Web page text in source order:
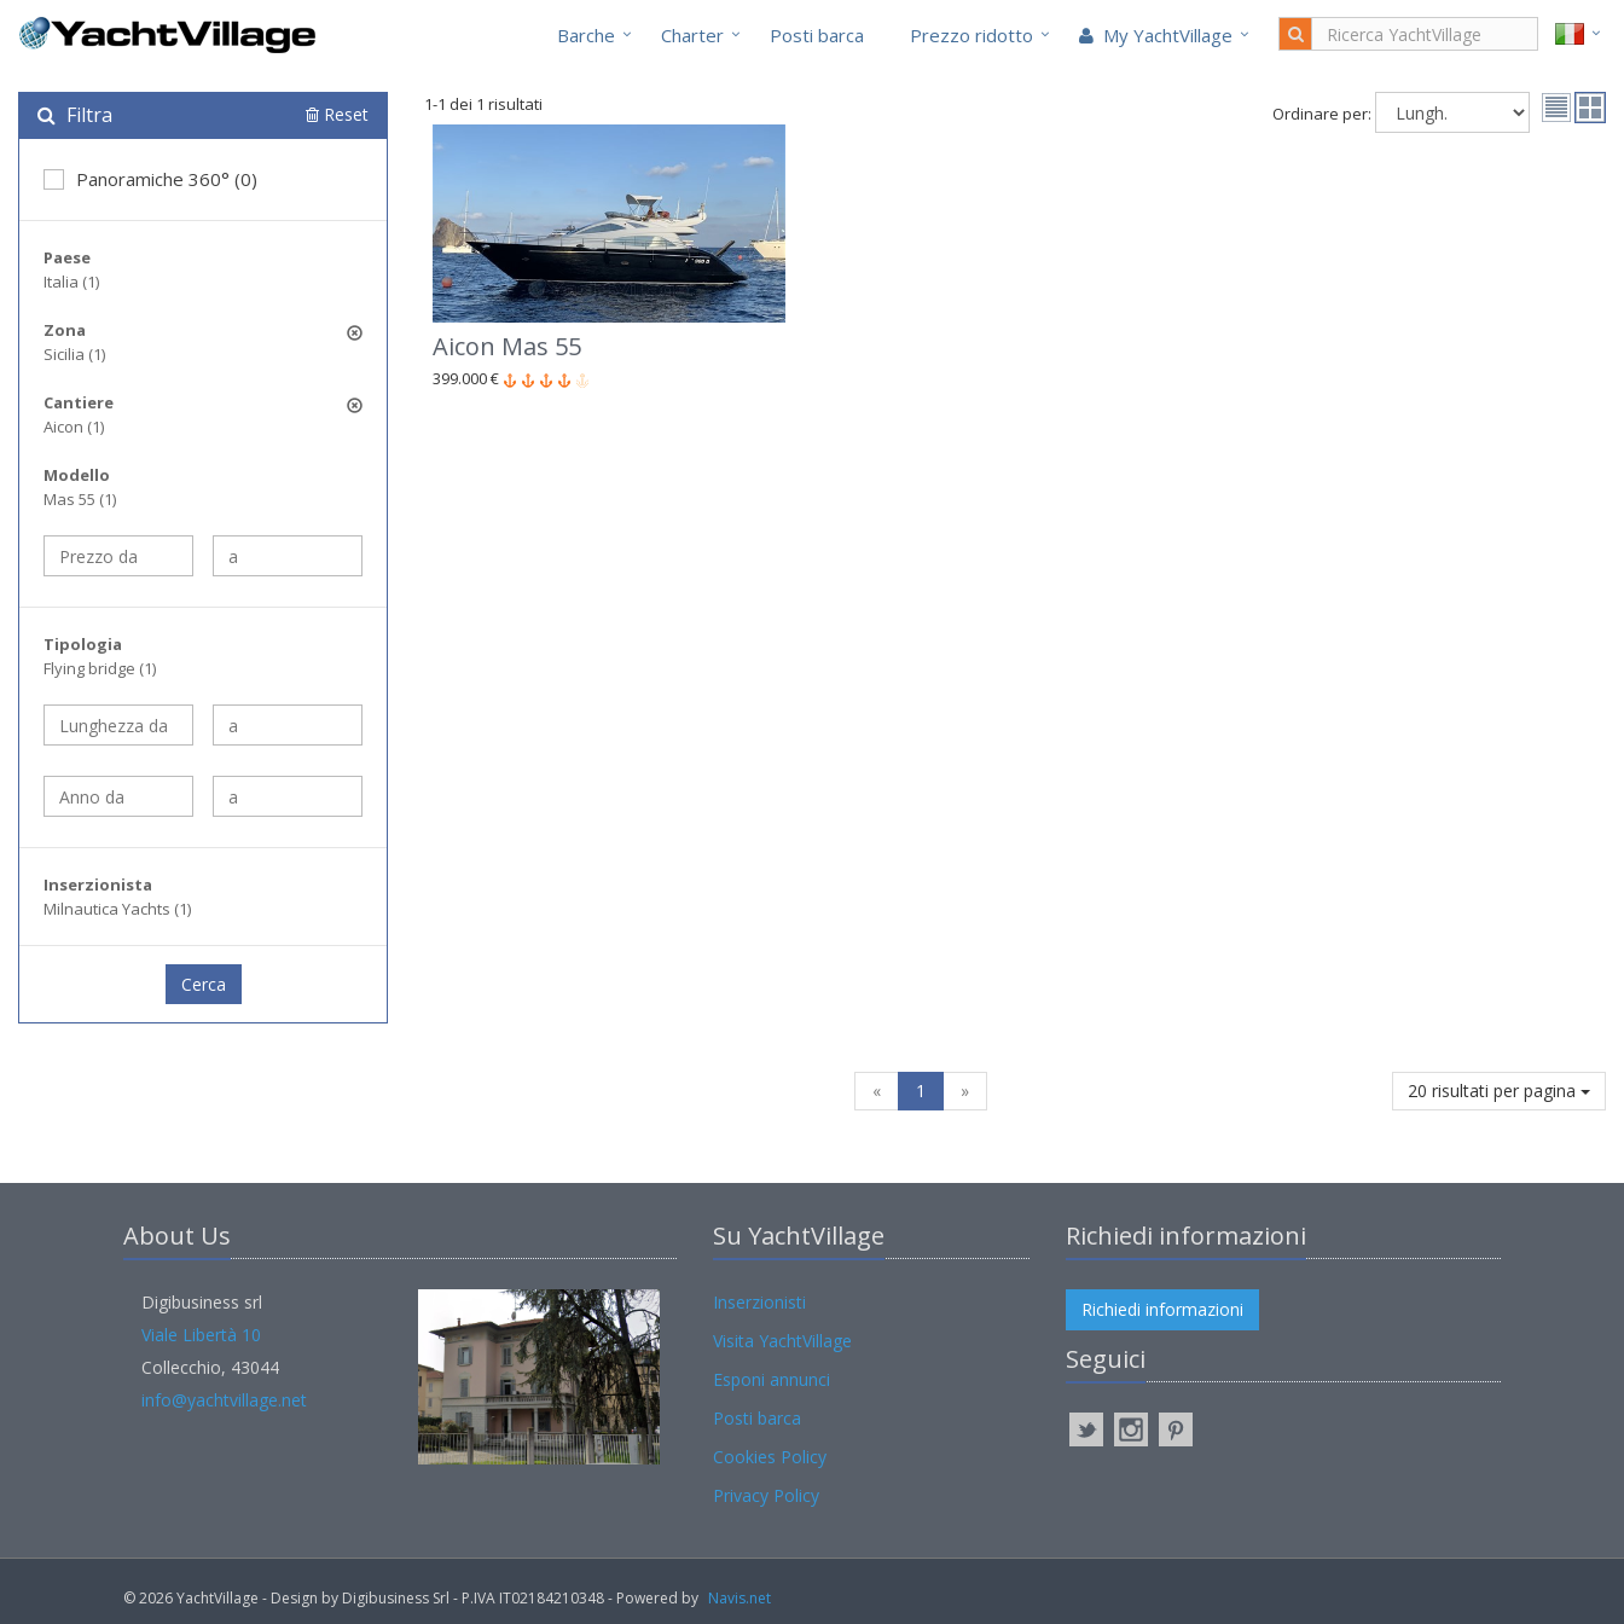
Barche Charter Posti barca Prezzo ridotto My YachtVillage
Filtra Reset
Panoramiche 360° (0)
Paese
Italia (1)
Zona
Sicilia (1)
Cantiere
Aicon (1)
Modello
Mas 55 (1)
Tipologia
Flying bridge (1)
Inserzionista
Milnautica Yachts (1)
Cerca
1-1 dei 1 risultati Ordinare per:
Aicon Mas 55
399.000 €
« 1 » 20 risultati per pagina
About Us
Digibusiness srl
Viale Libertà 10
Collecchio, 43044
info@yachtvillage.net
Su YachtVillage
Inserzionisti
Visita YachtVillage
Esponi annunci
Posti barca
Cookies Policy
Privacy Policy
Richiedi informazioni
Richiedi informazioni
Seguici
© 2026 YachtVillage - Design by Digibusiness Srl - P.IVA IT02184210348 - Powered by Navis.net